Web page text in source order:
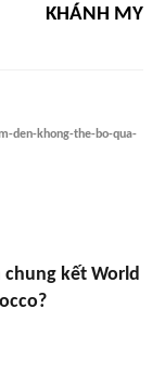
KHÁNH MY
den-khong-the-bo-qua-
chung kết World